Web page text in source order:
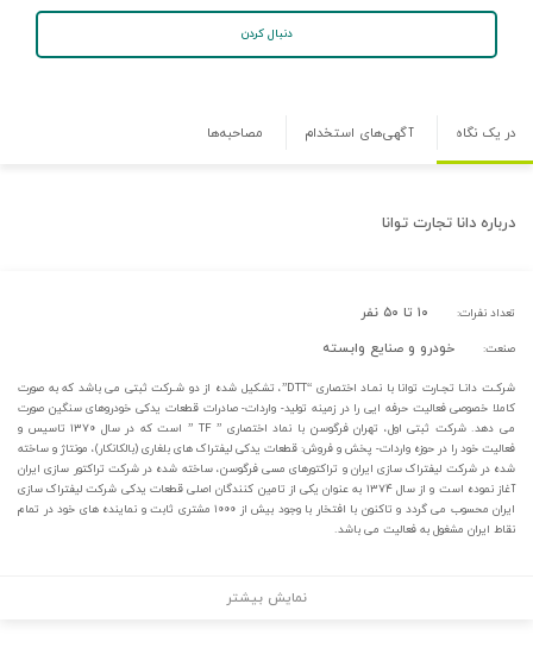
دنبال کردن
در یک نگاه آگهی‌های استخدام مصاحبه‌ها
درباره دانا تجارت توانا
تعداد نفرات: ۱۰ تا ۵۰ نفر
صنعت: خودرو و صنایع وابسته
شرکـت دانـا تجـارت توانا با نمـاد اختصاری “DTT”، تشـکیل شده از دو شـرکت ثبتی می باشد که به صورت
کاملا خصوصی فعالیت حرفه ایی را در زمینه تولید- واردات- صادرات قطعات یدکی خودروهای سنگین صورت
می دهد. شرکت ثبتی اول، تهران فرگوسن با نماد اختصاری ” TF ” است که در سال ۱۳۷۰ تاسیس و
فعالیت خود را در حوزه واردات- پخش و فروش: قطعات یدکی لیفتراک های بلغاری (بالکانکار)، مونتاژ و ساخته
شده در شرکت لیفتراک سازی ایران و تراکتورهای مسی فرگوسن، ساخته شده در شرکت تراکتور سازی ایران
آغاز نموده است و از سال ۱۳۷۴ به عنوان یکی از تامین کنندگان اصلی قطعات یدکی شرکت لیفتراک سازی
ایران محسوب می گردد و تاکنون با افتخار با وجود بیش از ۱۰۰۰ مشتری ثابت و نماینده های خود در تمام
نقاط ایران مشغول به فعالیت می باشد.
نمایش بیشتر